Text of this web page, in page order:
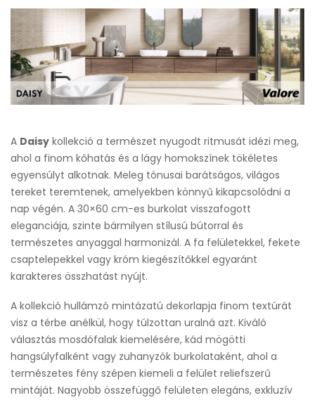
A Daisy kollekció a természet nyugodt ritmusát idézi meg,
ahol a finom kőhatás és a lágy homokszínek tökéletes
egyensúlyt alkotnak. Meleg tónusai barátságos, világos
tereket teremtenek, amelyekben könnyű kikapcsolódni a
nap végén. A 30×60 cm-es burkolat visszafogott
eleganciája, szinte bármilyen stílusú bútorral és
természetes anyaggal harmonizál. A fa felületekkel, fekete
csaptelepekkel vagy króm kiegészítőkkel egyaránt
karakteres összhatást nyújt.
A kollekció hullámzó mintázatú dekorlapja finom textúrát
visz a térbe anélkül, hogy túlzottan uralná azt. Kiváló
választás mosdófalak kiemelésére, kád mögötti
hangsúlyfalként vagy zuhanyzók burkolataként, ahol a
természetes fény szépen kiemeli a felület reliefszerű
mintáját. Nagyobb összefüggő felületen elegáns, exkluzív